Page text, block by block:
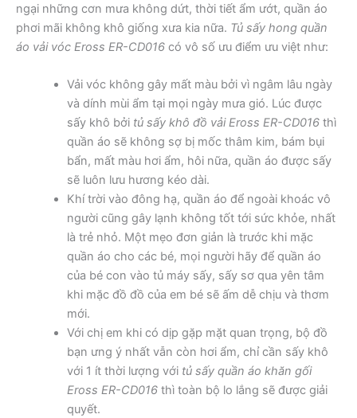
ngại những cơn mưa không dứt, thời tiết ẩm ướt, quần áo
phơi mãi không khô giống xưa kia nữa. Tủ sấy hong quần
áo vải vóc Eross ER-CD016 có vô số ưu điểm ưu việt như:
Vải vóc không gây mất màu bởi vì ngâm lâu ngày
và dính mùi ẩm tại mọi ngày mưa gió. Lúc được
sấy khô bởi tủ sấy khô đồ vải Eross ER-CD016thì
quần áo sẽ không sợ bị mốc thâm kim, bám bụi
bẩn, mất màu hơi ẩm, hôi nữa, quần áo được sấy
sẽ luôn lưu hương kéo dài.
Khí trời vào đông hạ, quần áo để ngoài khoác vô
người cũng gây lạnh không tốt tới sức khỏe, nhất
là trẻ nhỏ. Một mẹo đơn giản là trước khi mặc
quần áo cho các bé, mọi người hãy để quần áo
của bé con vào tủ máy sấy, sấy sơ qua yên tâm
khi mặc đồ đồ của em bé sẽ ấm dễ chịu và thơm
mới.
Với chị em khi có dịp gặp mặt quan trọng, bộ đồ
bạn ưng ý nhất vẫn còn hơi ẩm, chỉ cần sấy khô
với 1 ít thời lượng vớitủ sấy quần áo khăn gối
Eross ER-CD016thì toàn bộ lo lắng sẽ được giải
quyết.